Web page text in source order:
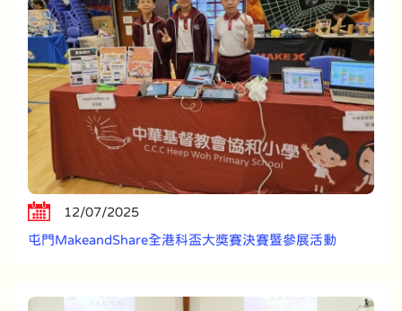
12/07/2025
屯門MakeandShare全港科盃大獎賽決賽暨參展活動